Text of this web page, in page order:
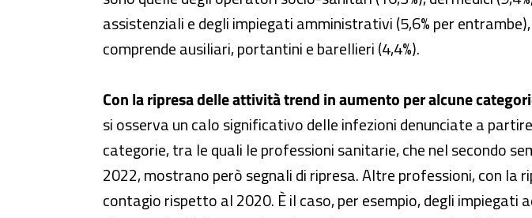
assistenziali e degli impiegati amministrativi (5,6% per
comprende ausiliari, portantini e barellieri (4,4%).
Con la ripresa delle attività trend in aumento per alcune
si osserva un calo significativo delle infezioni denunciate a
categorie, tra le quali le professioni sanitarie, che nel secondo
2022, mostrano però segnali di ripresa. Altre professioni, con la
contagio rispetto al 2020. È il caso, per esempio, degli